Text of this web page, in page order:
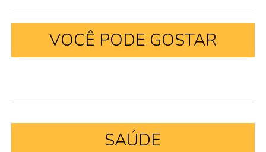
VOCÊ PODE GOSTAR
SAÚDE